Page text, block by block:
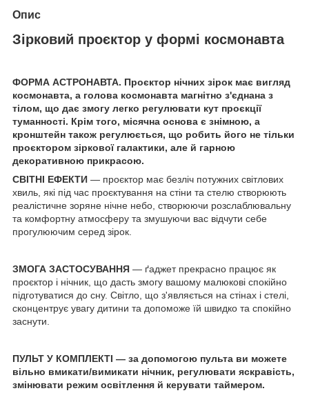
Опис
Зірковий проєктор у формі космонавта
ФОРМА АСТРОНАВТА. Проєктор нічних зірок має вигляд
космонавта, а голова космонавта магнітно з'єднана з
тілом, що дає змогу легко регулювати кут проєкції
туманності. Крім того, місячна основа є знімною, а
кронштейн також регулюється, що робить його не тільки
проєктором зіркової галактики, але й гарною
декоративною прикрасою.
СВІТНІ ЕФЕКТИ — проєктор має безліч потужних світлових
хвиль, які під час проєктування на стіни та стелю створюють
реалістичне зоряне нічне небо, створюючи розслаблювальну
та комфортну атмосферу та змушуючи вас відчути себе
прогулюючим серед зірок.
ЗМОГА ЗАСТОСУВАННЯ — ґаджет прекрасно працює як
проєктор і нічник, що дасть змогу вашому малюкові спокійно
підготуватися до сну. Світло, що з'являється на стінах і стелі,
сконцентрує увагу дитини та допоможе їй швидко та спокійно
заснути.
ПУЛЬТ У КОМПЛЕКТІ — за допомогою пульта ви можете
вільно вмикати/вимикати нічник, регулювати яскравість,
змінювати режим освітлення й керувати таймером.